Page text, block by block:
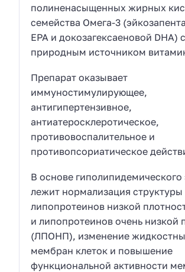
полиненасыщенных жирных
семейства Омега-3
EPA и докозагексаеновой DHA) с
природным источником
Препарат оказывает
иммуностимулирующее,
антигипертензивное,
антиатеросклеротическое,
противовоспалительное и
противопсориатическое
В основе гиполипидемического
лежит нормализация структуры
липопротеинов низкой
и липопротеинов очень низкой
(ЛПОНП), изменение
мембран клеток и повышение
функциональной активности